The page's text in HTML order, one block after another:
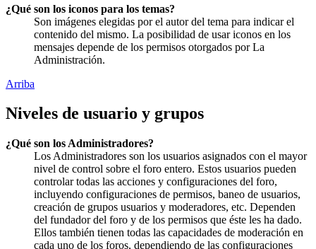
¿Qué son los iconos para los temas?
Son imágenes elegidas por el autor del tema para indicar el
contenido del mismo. La posibilidad de usar iconos en los
mensajes depende de los permisos otorgados por La
Administración.
Arriba
Niveles de usuario y grupos
¿Qué son los Administradores?
Los Administradores son los usuarios asignados con el mayor
nivel de control sobre el foro entero. Estos usuarios pueden
controlar todas las acciones y configuraciones del foro,
incluyendo configuraciones de permisos, baneo de usuarios,
creación de grupos usuarios y moderadores, etc. Dependen
del fundador del foro y de los permisos que éste les ha dado.
Ellos también tienen todas las capacidades de moderación en
cada uno de los foros, dependiendo de las configuraciones